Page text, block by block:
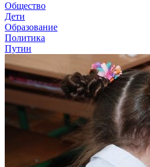
Общество
Дети
Образование
Политика
Путин